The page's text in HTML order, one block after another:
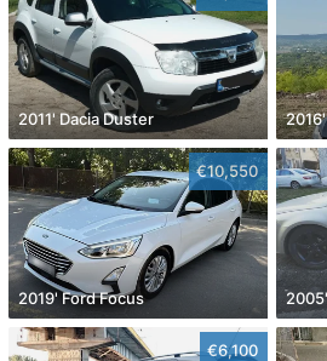
2011' Dacia Duster
€10,550
2019' Ford Focus
€6,100